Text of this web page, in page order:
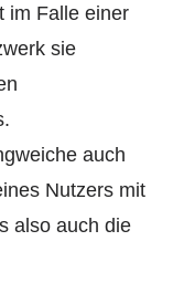
im Falle einer
sie
auch
Nutzers mit
also auch die